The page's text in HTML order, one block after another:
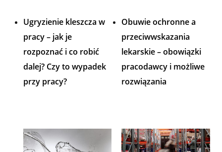
Ugryzienie kleszcza w
pracy – jak je
rozpoznać i co robić
dalej? Czy to wypadek
przy pracy?
Obuwie ochronne a
przeciwwskazania
lekarskie – obowiązki
pracodawcy i możliwe
rozwiązania